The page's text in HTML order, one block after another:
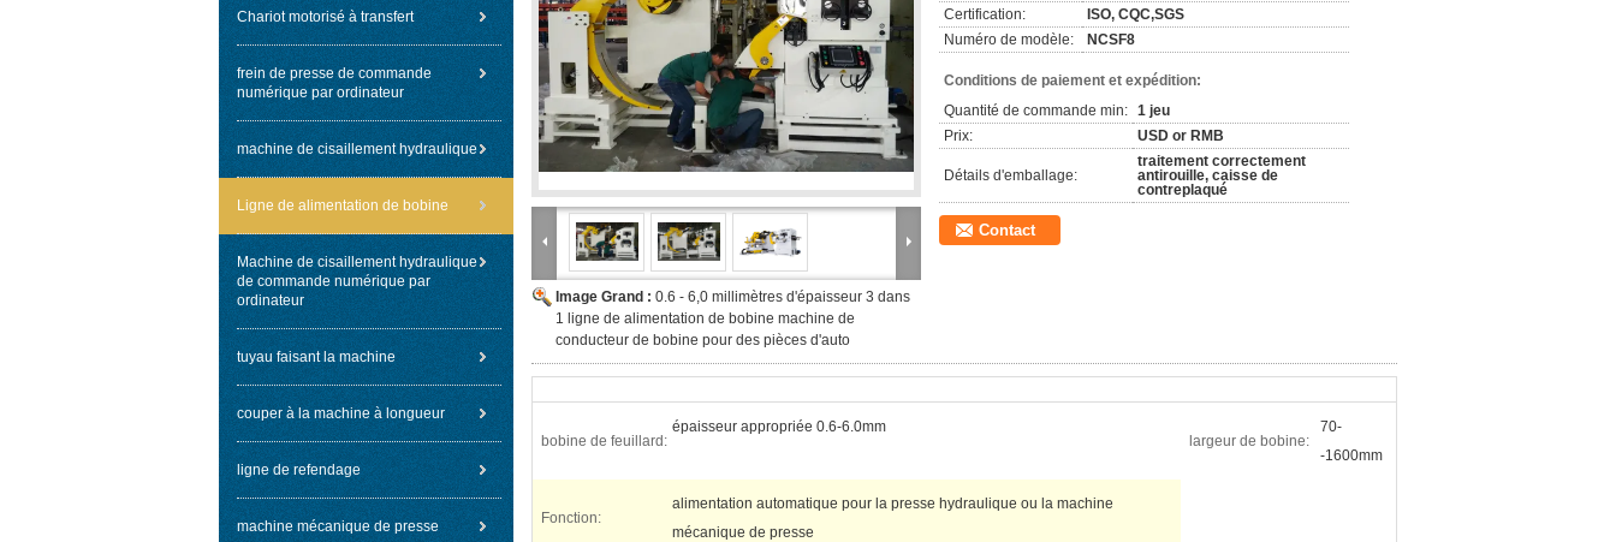
Chariot motorisé à transfert
frein de presse de commande
numérique par ordinateur
machine de cisaillement hydraulique
Ligne de alimentation de bobine
Machine de cisaillement hydraulique
de commande numérique par
ordinateur
tuyau faisant la machine
couper à la machine à longueur
ligne de refendage
machine mécanique de presse
Image Grand : 0.6 - 6,0 millimètres d'épaisseur 3 dans
1 ligne de alimentation de bobine machine de
conducteur de bobine pour des pièces d'auto
Certification:
ISO, CQC,SGS
Numéro de modèle:
NCSF8
Conditions de paiement et expédition:
Quantité de commande min: 1 jeu
Prix:
USD or RMB
Détails d'emballage:
traitement correctement
antirouille, caisse de
contreplaqué
Contact
bobine de feuillard:
épaisseur appropriée 0.6-6.0mm
largeur de bobine:
70-
-1600mm
Fonction:
alimentation automatique pour la presse hydraulique ou la machine
mécanique de presse